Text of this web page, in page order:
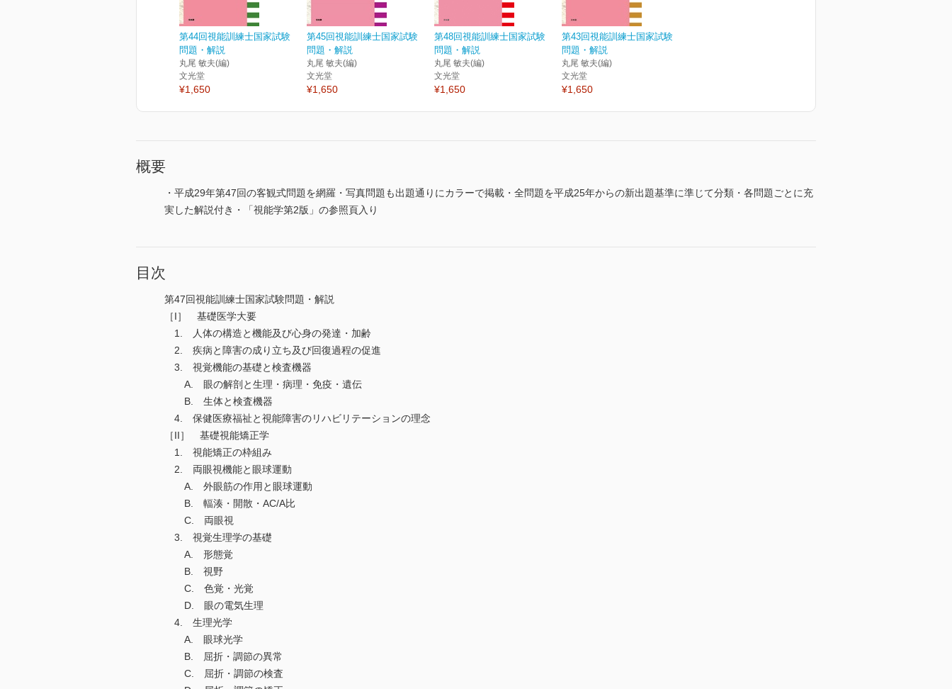
第44回視能訓練士国家試験
問題・解説
丸尾 敏夫(編)
文光堂
¥1,650
第45回視能訓練士国家試験
問題・解説
丸尾 敏夫(編)
文光堂
¥1,650
第48回視能訓練士国家試験
問題・解説
丸尾 敏夫(編)
文光堂
¥1,650
第43回視能訓練士国家試験
問題・解説
丸尾 敏夫(編)
文光堂
¥1,650
概要
・平成29年第47回の客観式問題を網羅・写真問題も出題通りにカラーで掲載・全問題を平成25年からの新出題基準に準じて分類・各問題ごとに充
実した解説付き・「視能学第2版」の参照頁入り
目次
第47回視能訓練士国家試験問題・解説
［I］ 基礎医学大要
1. 人体の構造と機能及び心身の発達・加齢
2. 疾病と障害の成り立ち及び回復過程の促進
3. 視覚機能の基礎と検査機器
A. 眼の解剖と生理・病理・免疫・遺伝
B. 生体と検査機器
4. 保健医療福祉と視能障害のリハビリテーションの理念
［II］ 基礎視能矯正学
1. 視能矯正の枠組み
2. 両眼視機能と眼球運動
A. 外眼筋の作用と眼球運動
B. 輻湊・開散・AC/A比
C. 両眼視
3. 視覚生理学の基礎
A. 形態覚
B. 視野
C. 色覚・光覚
D. 眼の電気生理
4. 生理光学
A. 眼球光学
B. 屈折・調節の異常
C. 屈折・調節の検査